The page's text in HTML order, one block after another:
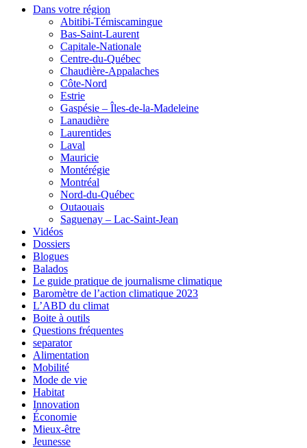
Dans votre région
Abitibi-Témiscamingue
Bas-Saint-Laurent
Capitale-Nationale
Centre-du-Québec
Chaudière-Appalaches
Côte-Nord
Estrie
Gaspésie – Îles-de-la-Madeleine
Lanaudière
Laurentides
Laval
Mauricie
Montérégie
Montréal
Nord-du-Québec
Outaouais
Saguenay – Lac-Saint-Jean
Vidéos
Dossiers
Blogues
Balados
Le guide pratique de journalisme climatique
Baromètre de l’action climatique 2023
L’ABD du climat
Boite à outils
Questions fréquentes
separator
Alimentation
Mobilité
Mode de vie
Habitat
Innovation
Économie
Mieux-être
Jeunesse